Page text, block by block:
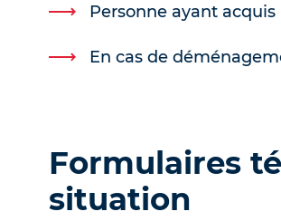
Personne ayant
En cas de
Formulaires
situation